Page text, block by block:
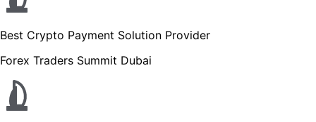
Best Crypto Payment Solution Provider
Forex Traders Summit Dubai